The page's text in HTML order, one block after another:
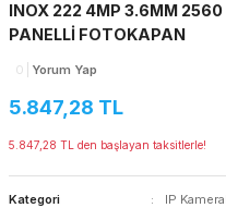
INOX 222 4MP 3.6MM
PANELLİ FOTOKAPAN
0 Yorum Yap
5.847,28 TL
5.847,28 TL den başlayan taksitlerle!
Kategori
IP